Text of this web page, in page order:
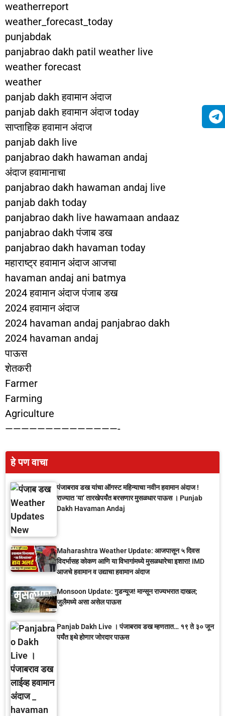
weatherreport
weather_forecast_today
punjabdak
panjabrao dakh patil weather live
weather forecast
weather
panjab dakh हवामान अंदाज
panjab dakh हवामान अंदाज today
साप्ताहिक हवामान अंदाज
panjab dakh live
panjabrao dakh hawaman andaj
अंदाज हवामानाचा
panjabrao dakh hawaman andaj live
panjab dakh today
panjabrao dakh live hawamaan andaaz
panjabrao dakh पंजाब डख
panjabrao dakh havaman today
महाराष्ट्र हवामान अंदाज आजचा
havaman andaj ani batmya
2024 हवामान अंदाज पंजाब डख
2024 हवामान अंदाज
2024 havaman andaj panjabrao dakh
2024 havaman andaj
पाऊस
शेतकरी
Farmer
Farming
Agriculture
——————————————-
हे पण वाचा
पंजाबराव डख यांचा ऑगस्ट महिन्याचा नवीन हवामान अंदाज !
राज्यात ‘या’ तारखेपर्यंत बरसणार मुसळधार पाऊस । Punjab
Dakh Havaman Andaj
Maharashtra Weather Update: आजपासून ५ दिवस
विदर्भासह कोकण आणि या विभागांमध्ये मुसळधारेचा इशारा! IMD
आजचे हवामान व उद्याचा हवामान अंदाज
Monsoon Update: गुडन्यूज! मान्सून राज्यभरात दाखल;
जुलैमध्ये असा असेल पाऊस
Panjab Dakh Live । पंजाबराव डख म्हणतात… १९ ते ३० जून
पर्यंत इथे होणार जोरदार पाऊस